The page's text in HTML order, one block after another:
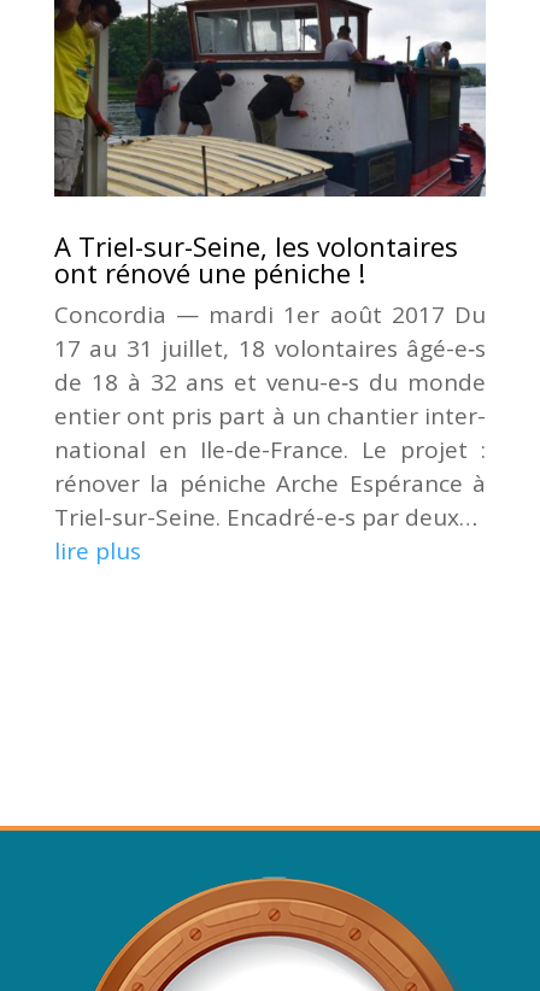
A Triel-sur-Seine, les volontaires
ont rénové une péniche !
Concor­dia — mar­di 1er août 2017 Du
17 au 31 juillet, 18 volon­taires âgé-e‑s
de 18 à 32 ans et venu-e‑s du monde
entier ont pris part à un chan­tier inter­
na­tio­nal en Ile-de-France. Le pro­jet :
réno­ver la péniche Arche Espé­rance à
Triel-sur-Seine. Enca­dré-e‑s par deux…
lire plus